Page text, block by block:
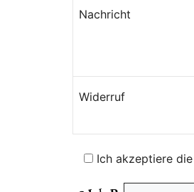
Nachricht
Widerruf
Ich akzeptiere die